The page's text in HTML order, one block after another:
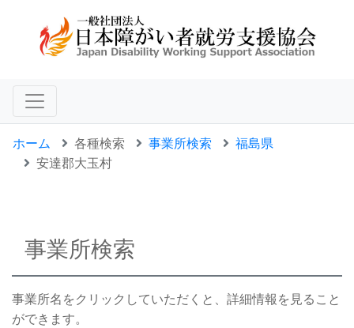
ホーム 各種検索 事業所検索
福島県
安達郡大玉村
事業所検索
事業所名をクリックしていただくと、詳細情報を見ること
ができます。